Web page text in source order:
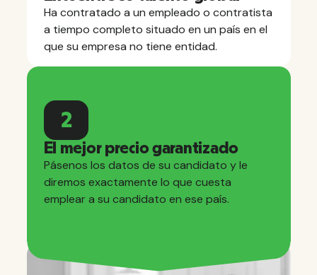
Ha contratado a un empleado o contratista
a tiempo completo situado en un país en el
que su empresa no tiene entidad.
2
El mejor precio garantizado
Pásenos los datos de su candidato y le
diremos exactamente lo que cuesta
emplear a su candidato en ese país.